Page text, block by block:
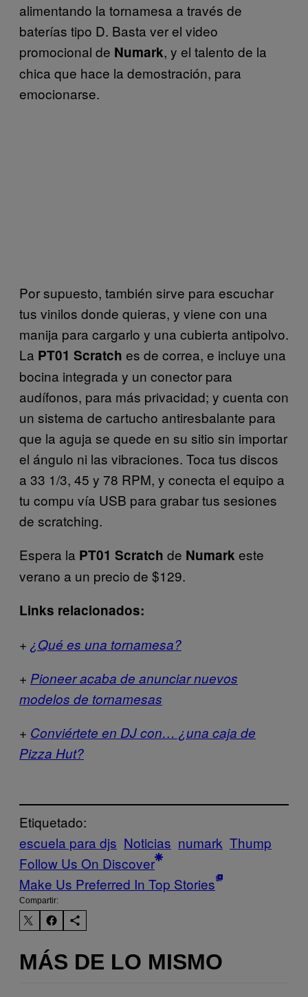
alimentando la tornamesa a través de
baterías tipo D. Basta ver el video
promocional de Numark, y el talento de la
chica que hace la demostración, para
emocionarse.
Por supuesto, también sirve para escuchar
tus vinilos donde quieras, y viene con una
manija para cargarlo y una cubierta antipolvo.
La PT01 Scratch es de correa, e incluye una
bocina integrada y un conector para
audífonos, para más privacidad; y cuenta con
un sistema de cartucho antiresbalante para
que la aguja se quede en su sitio sin importar
el ángulo ni las vibraciones. Toca tus discos
a 33 1/3, 45 y 78 RPM, y conecta el equipo a
tu compu vía USB para grabar tus sesiones
de scratching.
Espera la PT01 Scratch de Numark este
verano a un precio de $129.
Links relacionados:
+ ¿Qué es una tornamesa?
+ Pioneer acaba de anunciar nuevos
modelos de tornamesas
+ Conviértete en DJ con… ¿una caja de
Pizza Hut?
Etiquetado:
escuela para djs Noticias numark Thump
Follow Us On Discover
Make Us Preferred In Top Stories
Compartir:
MÁS DE LO MISMO